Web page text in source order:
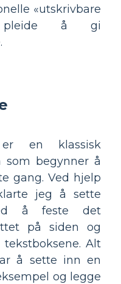
«utskrivbare
pleide å gi
er en klassisk
begynner å
gang. Ved hjelp
jeg å sette
å feste det
på siden og
Alt
å sette inn en
og legge